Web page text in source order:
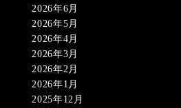
2026年6月
2026年5月
2026年4月
2026年3月
2026年2月
2026年1月
2025年12月